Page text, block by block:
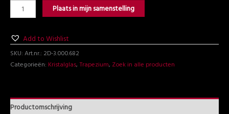
Plaats in mijn samenstelling
Add to Wishlist
SKU: Art.nr.: 2D-3.000.682
Categorieën: Kristalglas, Trapezium, Zoek in alle producten
Productomschrijving